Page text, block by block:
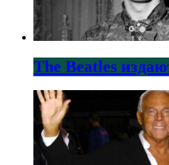
The Beatles